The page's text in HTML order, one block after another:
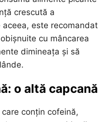
crescută a
este recomandat
cu mâncarea
dimineața și să
o altă capcană
conțin cofeină,